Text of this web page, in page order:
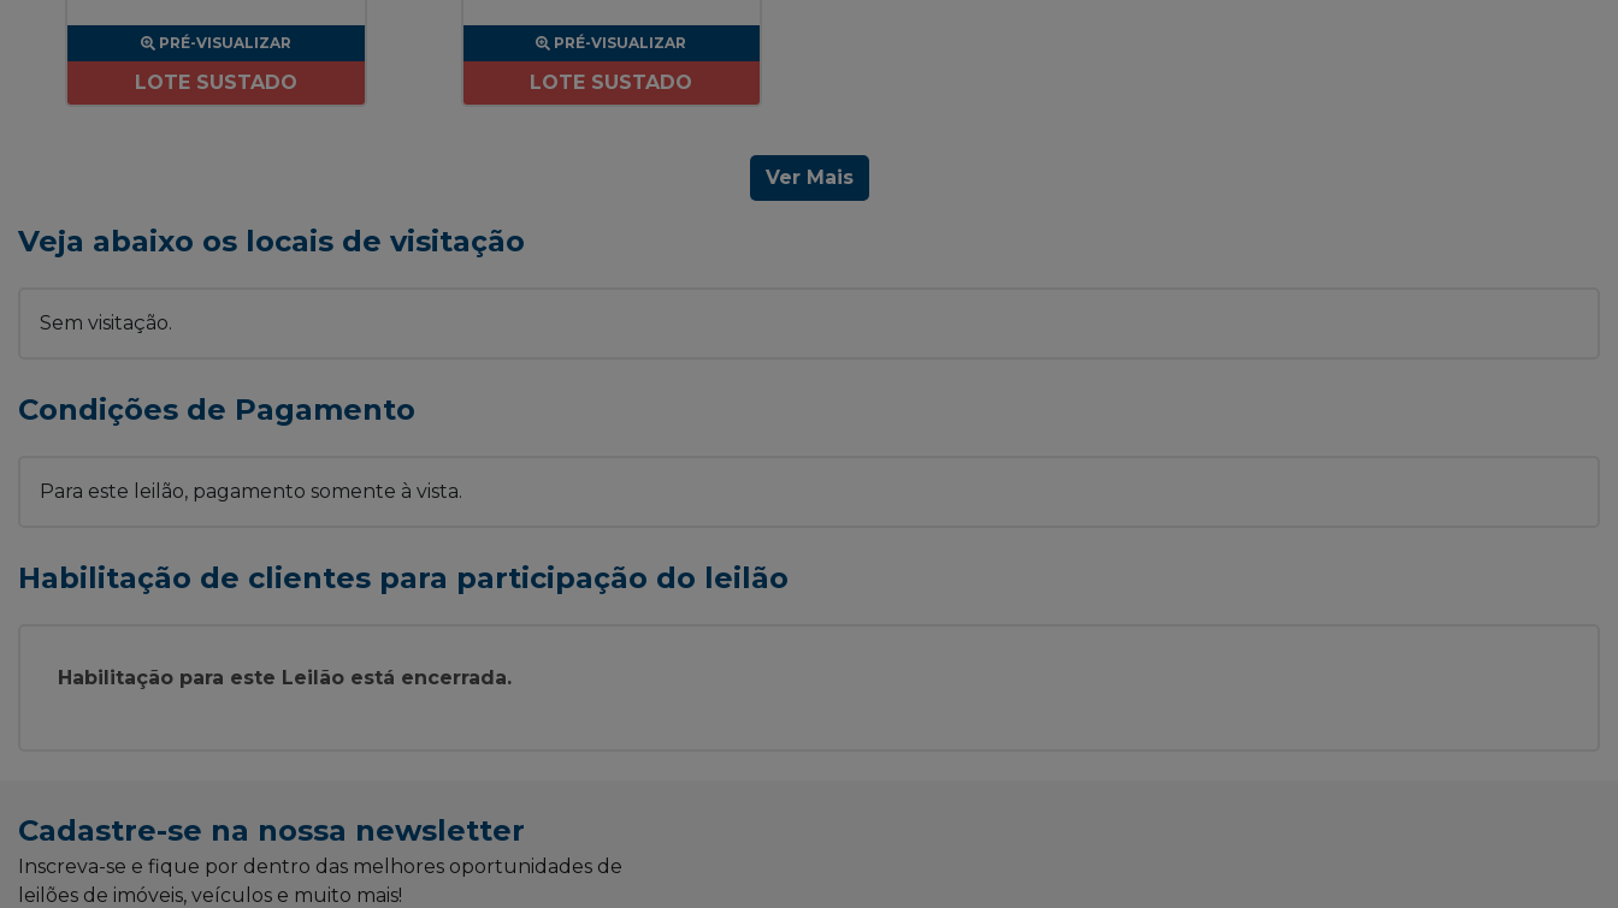
PRÉ-VISUALIZAR
LOTE SUSTADO
PRÉ-VISUALIZAR
LOTE SUSTADO
Ver Mais
Veja abaixo os locais de visitação
Sem visitação.
Condições de Pagamento
Para este leilão, pagamento somente à vista.
Habilitação de clientes para participação do leilão
Habilitação para este Leilão está encerrada.
Cadastre-se na nossa newsletter
Inscreva-se e fique por dentro das melhores oportunidades de
leilões de imóveis, veículos e muito mais!